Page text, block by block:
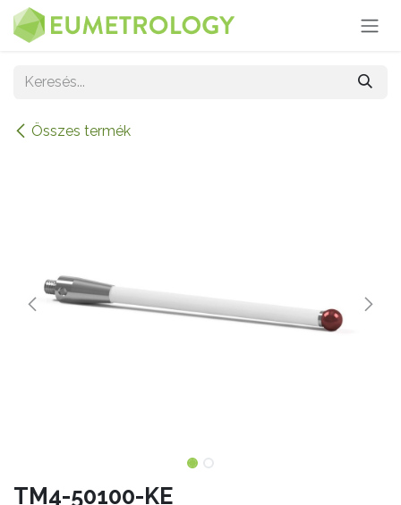
Kihagyás és továbblépés a tartalomhoz
Összes termék
TM4-50100-KE